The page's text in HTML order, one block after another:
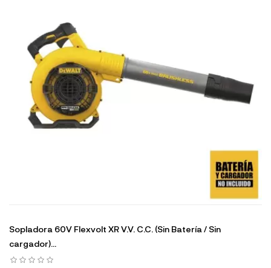
Sopladora 60V Flexvolt XR V.V. C.C. (Sin Batería / Sin
cargador)...